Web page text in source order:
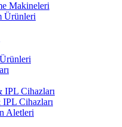
Makineleri
Ürünleri
IPL Cihazları
Cihazları
Aletleri